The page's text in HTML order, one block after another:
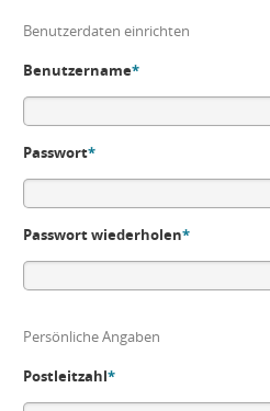
Benutzerdaten einrichten
Benutzername*
Passwort*
Passwort wiederholen*
Persönliche Angaben
Postleitzahl*